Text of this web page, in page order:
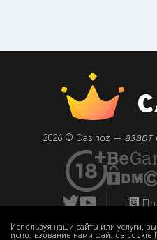
2026 © Casinoz — азарт
Используя наши сайты или услуги,
использование нами файлов cookie